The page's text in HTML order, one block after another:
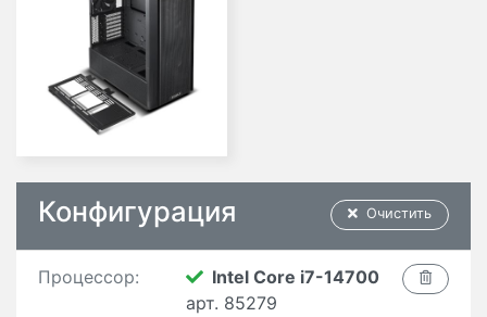
Очистить
Конфигурация
Процессор:
Intel Core i7-14700
арт. 85279